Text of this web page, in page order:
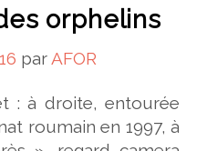
orphelins
par AFOR
: à droite, entourée
roumain en 1997, à